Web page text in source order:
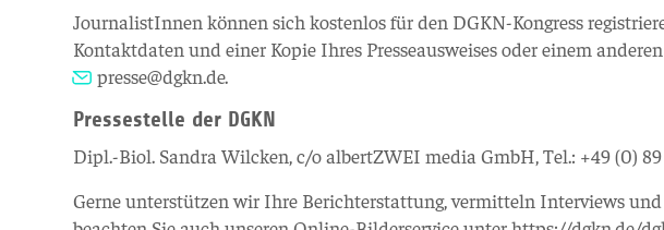
JournalistInnen können sich kostenlos für den DGKN-Kongress
Kontaktdaten und einer Kopie Ihres Presseausweises oder einem
presse@dgkn.de.
Pressestelle der DGKN
Dipl.-Biol. Sandra Wilcken, c/o albertZWEI media GmbH, Tel.: +49 (0)
Gerne unterstützen wir Ihre Berichterstattung, vermitteln Interviews